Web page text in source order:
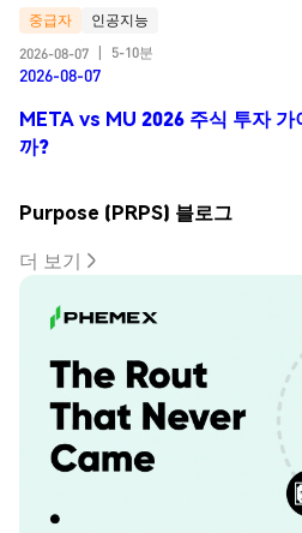
중급자
인공지능
2026-08-07
5-10분
2026-08-07
META vs MU 2026 주식 투자
까?
Purpose (PRPS) 블로그
더 보기